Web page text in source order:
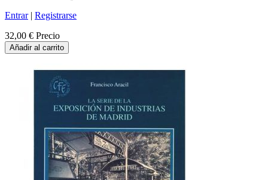
Entrar| Registrarse
32,00 € Precio
Añadir al carrito